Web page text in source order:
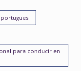
para conducir en